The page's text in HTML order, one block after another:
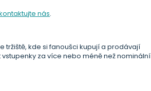
nás.
tržiště, kde si fanoušci kupují a prodávají
za více nebo méně než nominální